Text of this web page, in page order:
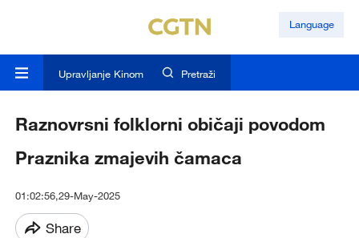
Language
Upravljanje Kinom Pretraži
Raznovrsni folklorni običaji povodom
Praznika zmajevih čamaca
01:02:56,29-May-2025
Share